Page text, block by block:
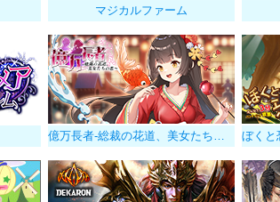
マジカルファーム
億万長者-総裁の花道、美女たちの恋-